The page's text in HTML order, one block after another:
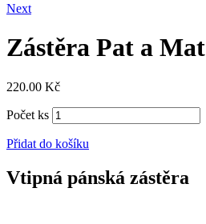
Next
Zástěra Pat a Mat
220.00 Kč
Počet ks
Přidat do košíku
Vtipná pánská zástěra